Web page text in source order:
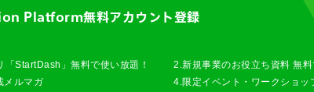
Platform無料アカウント登録
「StartDash」無料で使い放題！
2.新規事業のお役立ち資料 無料
メルマガ
4.限定イベント・ワークショッ